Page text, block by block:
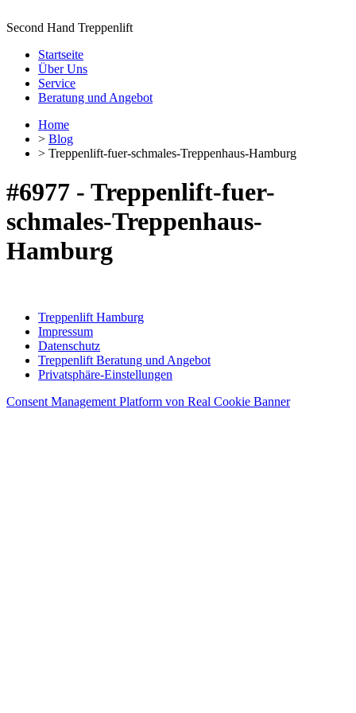
Second Hand Treppenlift
Startseite
Über Uns
Service
Beratung und Angebot
Home
> Blog
> Treppenlift-fuer-schmales-Treppenhaus-Hamburg
#6977 - Treppenlift-fuer-
schmales-Treppenhaus-
Hamburg
Treppenlift Hamburg
Impressum
Datenschutz
Treppenlift Beratung und Angebot
Privatsphäre-Einstellungen
Consent Management Platform von Real Cookie Banner